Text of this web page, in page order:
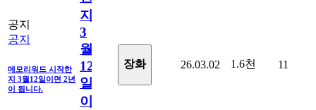
공지
공지
메모리워드 시작한
지 3월12일이면 2년
이 됩니다.
지
3
월
12
일
이
장화 26.03.02 1.6천 11